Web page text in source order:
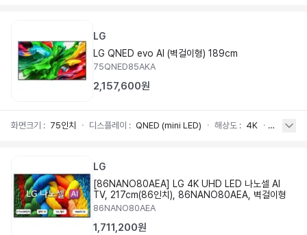
LG
LG QNED evo AI (벽걸이형) 189cm
75QNED85AKA
2,157,600원
화면크기 : 75인치 ㆍ 디스플레이 : QNED (mini LED) ㆍ 해상도 : 4K ㆍ 사운드
LG
[86NANO80AEA] LG 4K UHD LED 나노셀 AI
TV, 217cm(86인치), 86NANO80AEA, 벽걸이형
86NANO80AEA
1,711,200원